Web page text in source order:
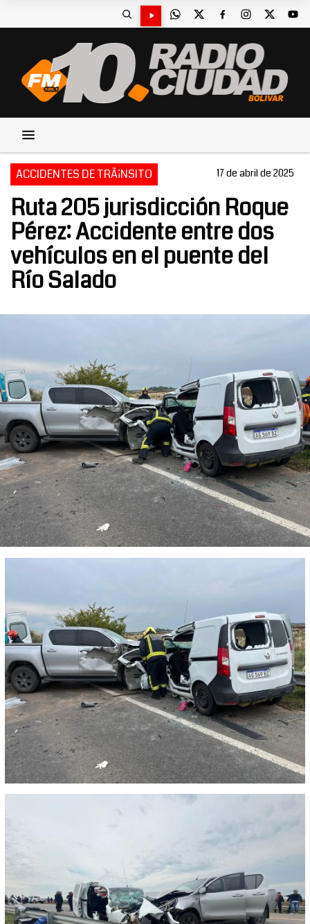
ACCIDENTES DE TRÃ¡NSITO 17 de abril de 2025
Ruta 205 jurisdicción Roque
Pérez: Accidente entre dos
vehículos en el puente del
Río Salado